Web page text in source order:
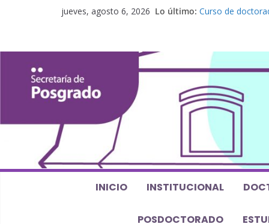
jueves, agosto 6, 2026 Lo último: Curso de
Defensas de
Curso de
perspectiva
INICIO INSTITUCIONAL
POSDOCTORADO